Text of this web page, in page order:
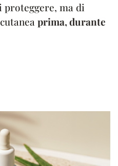
ma di
prima, durante